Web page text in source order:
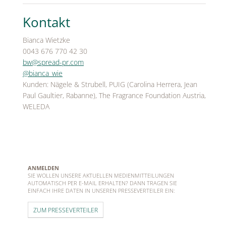
Kontakt
Bianca Wietzke
0043 676 770 42 30
bw@spread-pr.com
@bianca_wie
Kunden: Nägele & Strubell, PUIG (Carolina Herrera, Jean
Paul Gaultier, Rabanne), The Fragrance Foundation Austria,
WELEDA
ANMELDEN
SIE WOLLEN UNSERE AKTUELLEN MEDIENMITTEILUNGEN
AUTOMATISCH PER E-MAIL ERHALTEN? DANN TRAGEN SIE
EINFACH IHRE DATEN IN UNSEREN PRESSEVERTEILER EIN:
ZUM PRESSEVERTEILER